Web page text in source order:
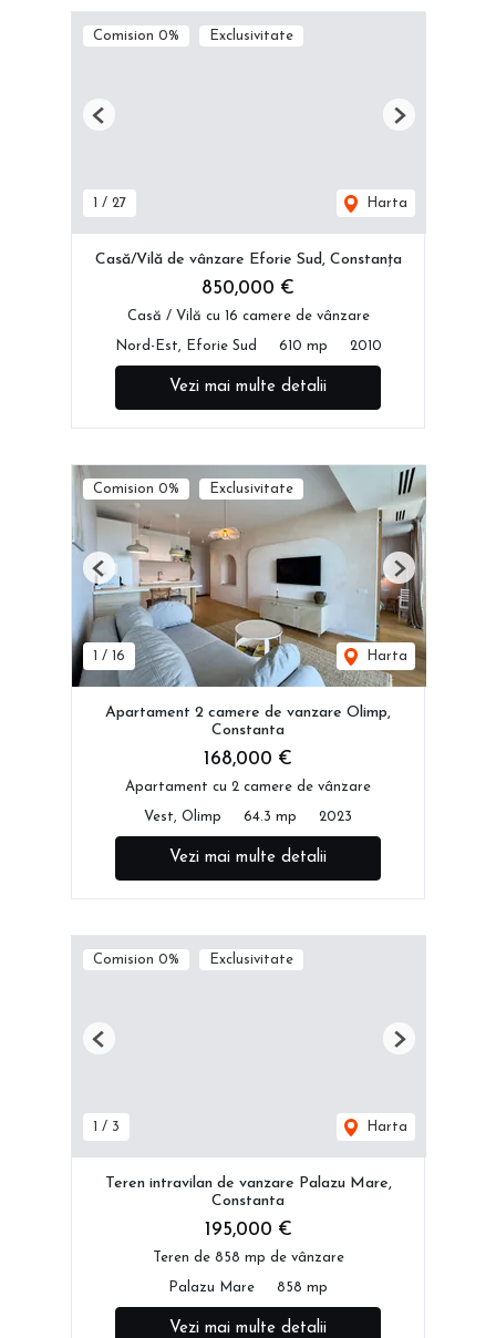
Comision 0% Exclusivitate
/ 27 Harta
Previous Next
Casă/Vilă de vânzare Eforie Sud, Constanța
850,000 €
Casă / Vilă cu 16 camere de vânzare
Nord-Est, Eforie Sud 610 mp 2010
Vezi mai multe detalii
Comision 0% Exclusivitate
/ 16 Harta
Previous Next
Apartament 2 camere de vanzare Olimp,
Constanta
168,000 €
Apartament cu 2 camere de vânzare
Vest, Olimp 64.3 mp 2023
Vezi mai multe detalii
Comision 0% Exclusivitate
1 / 3 Harta
Previous Next
Teren intravilan de vanzare Palazu Mare,
Constanta
195,000 €
Teren de 858 mp de vânzare
Palazu Mare 858 mp
Vezi mai multe detalii